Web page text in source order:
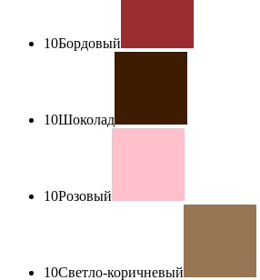
10Бордовый
10Шоколад
10Розовый
10Светло-коричневый